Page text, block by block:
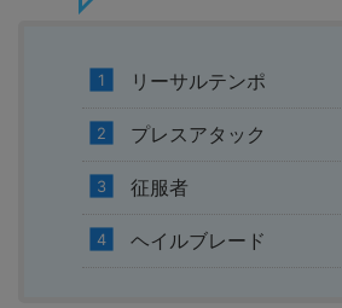
リーサルテンポ
プレスアタック
征服者
ヘイルブレード